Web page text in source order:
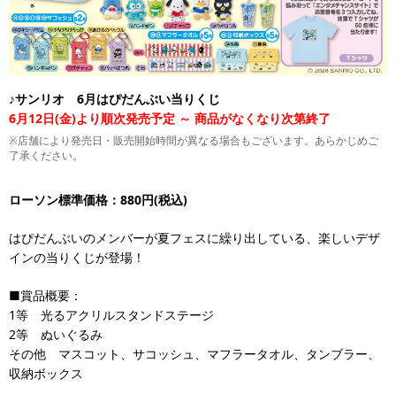
♪サンリオ 6月はぴだんぶい当りくじ
6月12日(金)より順次発売予定 ～ 商品がなくなり次第終了
※店舗により発売日・販売開始時間が異なる場合もございます。あらかじめご
了承ください。
ローソン標準価格：880円(税込)
はぴだんぶいのメンバーが夏フェスに繰り出している、楽しいデザ
インの当りくじが登場！
■賞品概要：
1等 光るアクリルスタンドステージ
2等 ぬいぐるみ
その他 マスコット、サコッシュ、マフラータオル、タンブラー、
収納ボックス